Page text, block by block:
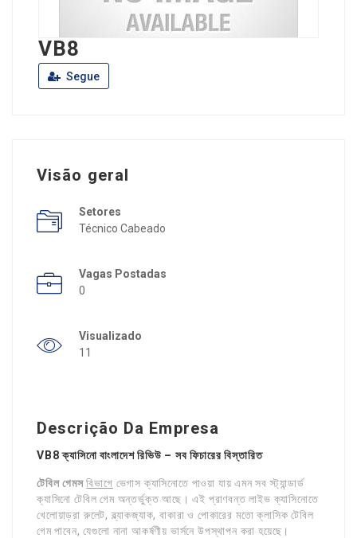
VB8
Segue
Visão geral
Setores
Técnico Cabeado
Vagas Postadas
0
Visualizado
11
Descrição Da Empresa
VB8 ক্যাসিনো বাংলাদেশ রিভিউ – সব ফিচারের বিস্তারিত
টেবিল গেমস বিভাগে ভেগাস ক্যাসিনোতে পাওয়া যায় এমন সব স্ট্যান্ডার্ড
ক্যাসিনো টেবিল গেম অন্তর্ভুক্ত আছে। এই প্রাণবন্ত লাইভ ক্যাসিনোতে
খেলোয়াড়রা রুলেট, ব্ল্যাকজ্যাক, বাকারা ও পোকারের মতো ক্লাসিক টেবিল
গেম পাবেন, যেগুলো নানা আকর্ষণীয় ভার্সনে উপস্থাপন করা হয়েছে।